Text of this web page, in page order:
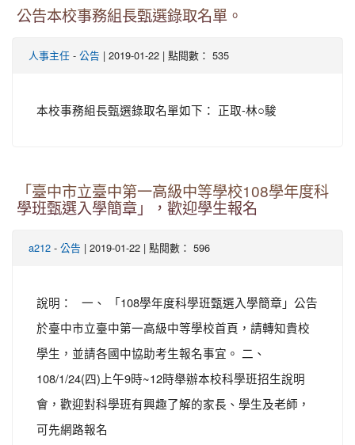
公告本校事務組長甄選錄取名單。
人事主任 - 公告 | 2019-01-22 | 點閱數： 535
本校事務組長甄選錄取名單如下： 正取-林○駿
「臺中市立臺中第一高級中等學校108學年度科
學班甄選入學簡章」，歡迎學生報名
a212 - 公告 | 2019-01-22 | 點閱數： 596
說明： 一、 「108學年度科學班甄選入學簡章」公告
於臺中市立臺中第一高級中等學校首頁，請轉知貴校
學生，並請各國中協助考生報名事宜。 二、
108/1/24(四)上午9時~12時舉辦本校科學班招生說明
會，歡迎對科學班有興趣了解的家長、學生及老師，
可先網路報名